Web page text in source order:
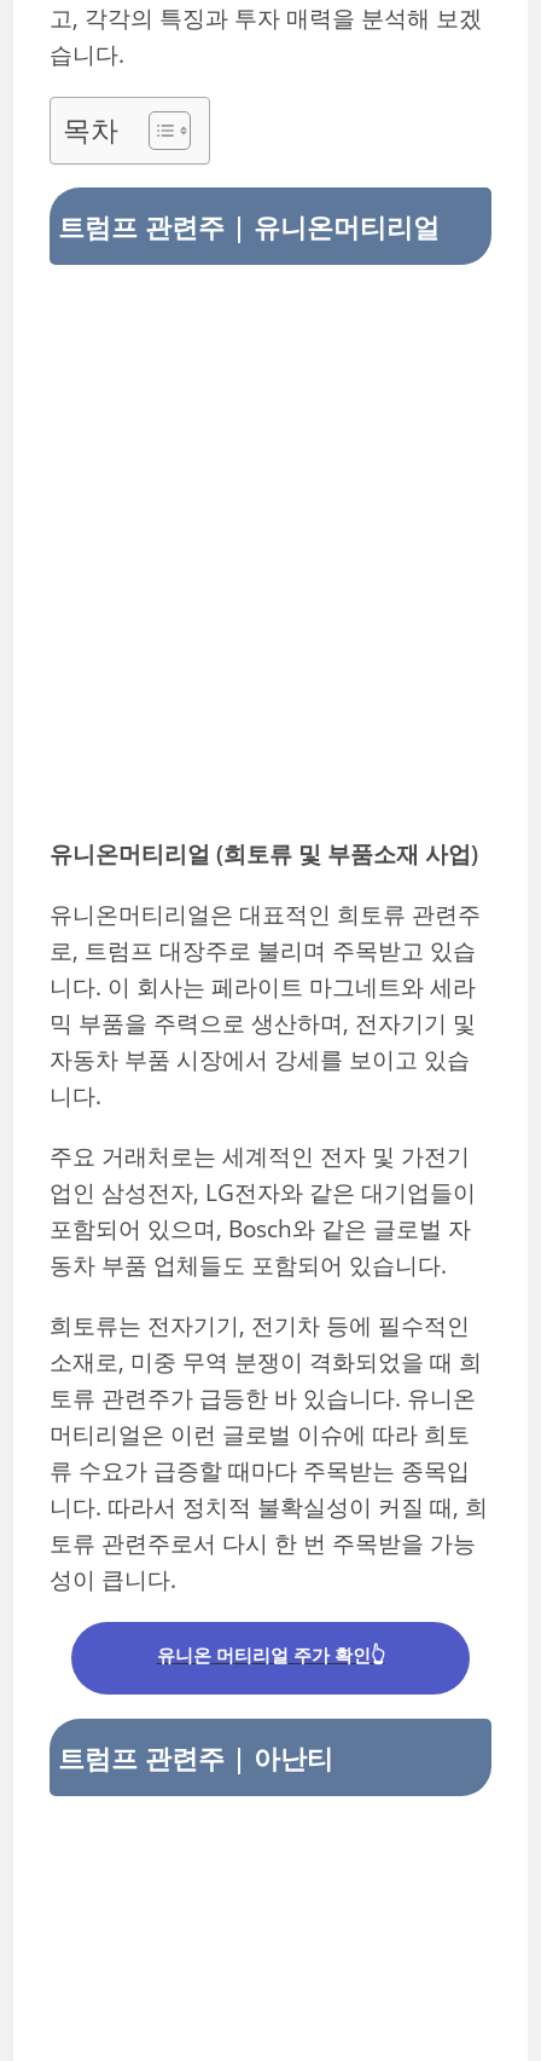
고, 각각의 특징과 투자 매력을 분석해 보겠
습니다.
목차
트럼프 관련주 | 유니온머티리얼
유니온머티리얼 (희토류 및 부품소재 사업)
유니온머티리얼은 대표적인 희토류 관련주
로, 트럼프 대장주로 불리며 주목받고 있습
니다. 이 회사는 페라이트 마그네트와 세라
믹 부품을 주력으로 생산하며, 전자기기 및
자동차 부품 시장에서 강세를 보이고 있습
니다.
주요 거래처로는 세계적인 전자 및 가전기
업인 삼성전자, LG전자와 같은 대기업들이
포함되어 있으며, Bosch와 같은 글로벌 자
동차 부품 업체들도 포함되어 있습니다.
희토류는 전자기기, 전기차 등에 필수적인
소재로, 미중 무역 분쟁이 격화되었을 때 희
토류 관련주가 급등한 바 있습니다. 유니온
머티리얼은 이런 글로벌 이슈에 따라 희토
류 수요가 급증할 때마다 주목받는 종목입
니다. 따라서 정치적 불확실성이 커질 때, 희
토류 관련주로서 다시 한 번 주목받을 가능
성이 큽니다.
유니온 머티리얼 주가 확인👆
트럼프 관련주 | 아난티